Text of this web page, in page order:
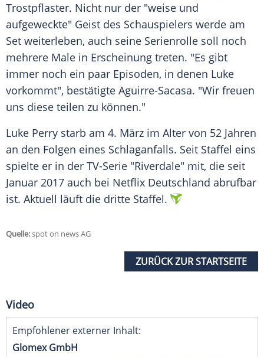
Trostpflaster. Nicht nur der "weise und
aufgeweckte" Geist des Schauspielers werde am
Set weiterleben, auch seine Serienrolle soll noch
mehrere Male in Erscheinung treten. "Es gibt
immer noch ein paar Episoden, in denen Luke
vorkommt", bestätigte Aguirre-Sacasa. "Wir freuen
uns diese teilen zu können."
Luke Perry starb am 4. März im Alter von 52 Jahren
an den Folgen eines Schlaganfalls. Seit Staffel eins
spielte er in der TV-Serie "Riverdale" mit, die seit
Januar 2017 auch bei Netflix Deutschland abrufbar
ist. Aktuell läuft die dritte Staffel.
Quelle:spot on news AG
ZURÜCK ZUR STARTSEITE
Video
Empfohlener externer Inhalt:
Glomex GmbH